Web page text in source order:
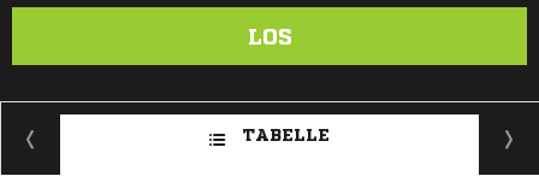
LOS
TABELLE